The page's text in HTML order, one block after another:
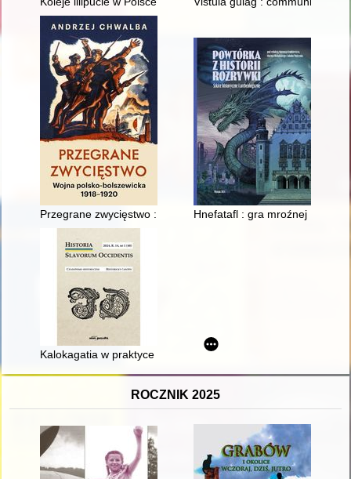
Przegrane zwycięstwo : wojna polsko-bolszewicka 1918-1920
Hnefatafl : gra mroźnej Północy
Kalokagatia w praktyce na dworze Kazimierza
ROCZNIK 2025